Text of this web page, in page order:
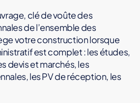
clé de voûte des
de l’ensemble des
votre construction lorsque
est complet : les études,
devis et marchés, les
les PV de réception, les